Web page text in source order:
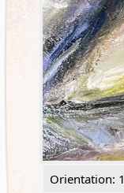
Orientation: 1